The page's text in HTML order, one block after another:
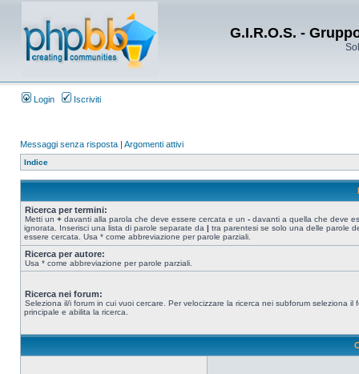
G.I.R.O.S. -
Login Iscriviti
Messaggi senza risposta | Argomenti attivi
Indice
Ricerca per termini:
Metti un + davanti alla parola che deve essere cercata e un - davanti a quella che deve
ignorata. Inserisci una lista di parole separate da | tra parentesi se solo una delle parole
essere cercata. Usa * come abbreviazione per parole parziali.
Ricerca per autore:
Usa * come abbreviazione per parole parziali.
Ricerca nei forum:
Seleziona il/i forum in cui vuoi cercare. Per velocizzare la ricerca nei subforum seleziona il
principale e abilita la ricerca.